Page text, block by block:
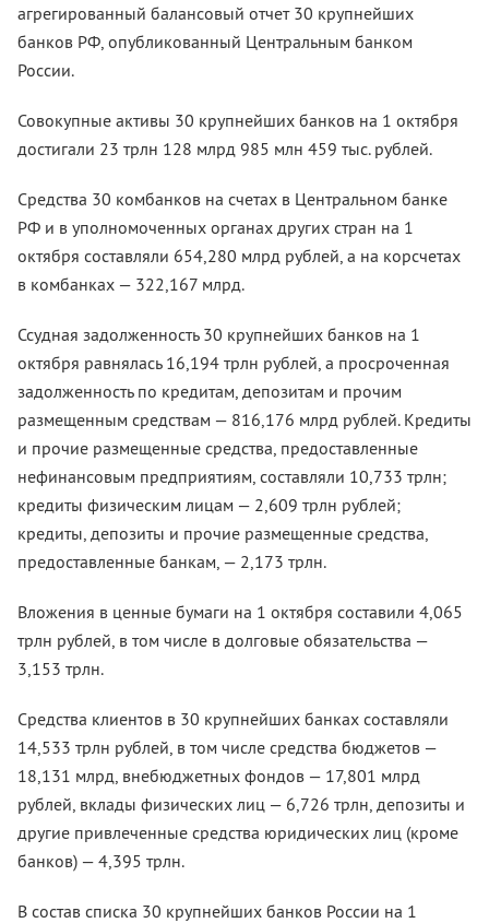
агрегированный балансовый отчет 30 крупнейших
банков РФ, опубликованный Центральным банком
России.
Совокупные активы 30 крупнейших банков на 1 октября
достигали 23 трлн 128 млрд 985 млн 459 тыс. рублей.
Средства 30 комбанков на счетах в Центральном банке
РФ и в уполномоченных органах других стран на 1
октября составляли 654,280 млрд рублей, а на корсчетах
в комбанках — 322,167 млрд.
Ссудная задолженность 30 крупнейших банков на 1
октября равнялась 16,194 трлн рублей, а просроченная
задолженность по кредитам, депозитам и прочим
размещенным средствам — 816,176 млрд рублей. Кредиты
и прочие размещенные средства, предоставленные
нефинансовым предприятиям, составляли 10,733 трлн;
кредиты физическим лицам — 2,609 трлн рублей;
кредиты, депозиты и прочие размещенные средства,
предоставленные банкам, — 2,173 трлн.
Вложения в ценные бумаги на 1 октября составили 4,065
трлн рублей, в том числе в долговые обязательства —
3,153 трлн.
Средства клиентов в 30 крупнейших банках составляли
14,533 трлн рублей, в том числе средства бюджетов —
18,131 млрд, внебюджетных фондов — 17,801 млрд
рублей, вклады физических лиц — 6,726 трлн, депозиты и
другие привлеченные средства юридических лиц (кроме
банков) — 4,395 трлн.
В состав списка 30 крупнейших банков России на 1